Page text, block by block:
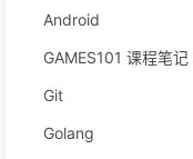
Android
GAMES101 课程笔记
Git
Golang